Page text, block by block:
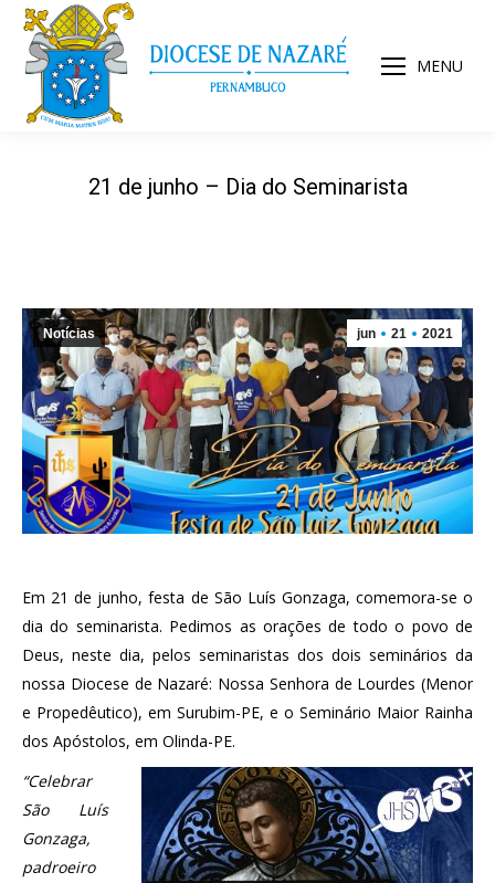
MENU
21 de junho – Dia do Seminarista
jun 21 2021
Notícias
Em 21 de junho, festa de São Luís Gonzaga, comemora-se o
dia do seminarista. Pedimos as orações de todo o povo de
Deus, neste dia, pelos seminaristas dos dois seminários da
nossa Diocese de Nazaré: Nossa Senhora de Lourdes (Menor
e Propedêutico), em Surubim-PE, e o Seminário Maior Rainha
dos Apóstolos, em Olinda-PE.
“Celebrar
São Luís
Gonzaga,
padroeiro